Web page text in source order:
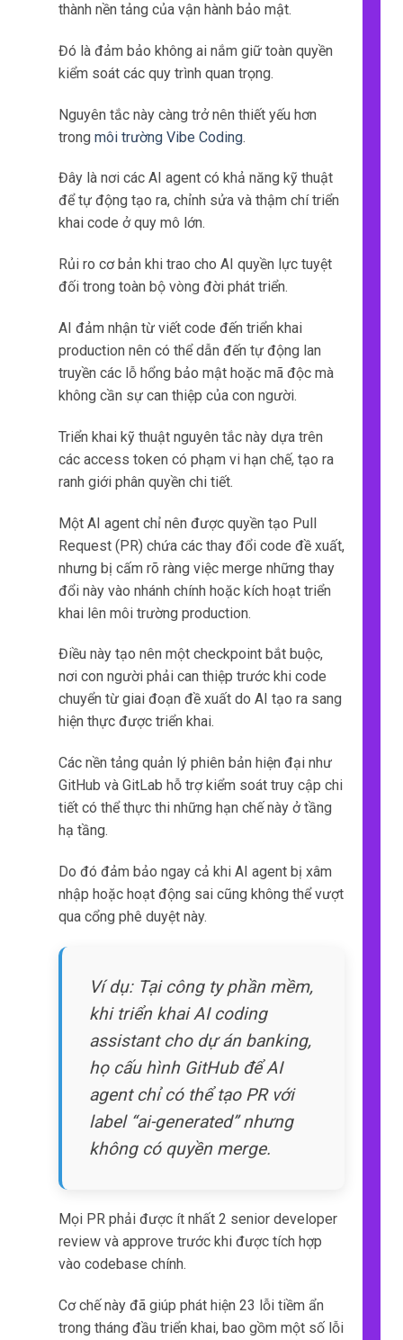
thành nền tảng của vận hành bảo mật.
Đó là đảm bảo không ai nắm giữ toàn quyền
kiểm soát các quy trình quan trọng.
Nguyên tắc này càng trở nên thiết yếu hơn
trong môi trường Vibe Coding.
Đây là nơi các AI agent có khả năng kỹ thuật
để tự động tạo ra, chỉnh sửa và thậm chí triển
khai code ở quy mô lớn.
Rủi ro cơ bản khi trao cho AI quyền lực tuyệt
đối trong toàn bộ vòng đời phát triển.
AI đảm nhận từ viết code đến triển khai
production nên có thể dẫn đến tự động lan
truyền các lỗ hổng bảo mật hoặc mã độc mà
không cần sự can thiệp của con người.
Triển khai kỹ thuật nguyên tắc này dựa trên
các access token có phạm vi hạn chế, tạo ra
ranh giới phân quyền chi tiết.
Một AI agent chỉ nên được quyền tạo Pull
Request (PR) chứa các thay đổi code đề xuất,
nhưng bị cấm rõ ràng việc merge những thay
đổi này vào nhánh chính hoặc kích hoạt triển
khai lên môi trường production.
Điều này tạo nên một checkpoint bắt buộc,
nơi con người phải can thiệp trước khi code
chuyển từ giai đoạn đề xuất do AI tạo ra sang
hiện thực được triển khai.
Các nền tảng quản lý phiên bản hiện đại như
GitHub và GitLab hỗ trợ kiểm soát truy cập chi
tiết có thể thực thi những hạn chế này ở tầng
hạ tầng.
Do đó đảm bảo ngay cả khi AI agent bị xâm
nhập hoặc hoạt động sai cũng không thể vượt
qua cổng phê duyệt này.
Ví dụ: Tại công ty phần mềm,
khi triển khai AI coding
assistant cho dự án banking,
họ cấu hình GitHub để AI
agent chỉ có thể tạo PR với
label “ai-generated” nhưng
không có quyền merge.
Mọi PR phải được ít nhất 2 senior developer
review và approve trước khi được tích hợp
vào codebase chính.
Cơ chế này đã giúp phát hiện 23 lỗi tiềm ẩn
trong tháng đầu triển khai, bao gồm một số lỗi